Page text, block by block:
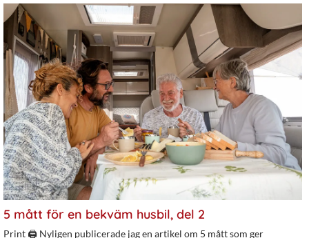
5 mått för en bekväm husbil, del 2
Print 🖨 Nyligen publicerade jag en artikel om 5 mått som ger